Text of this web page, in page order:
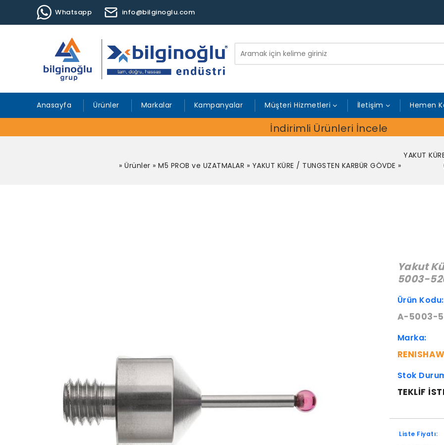
Whatsapp info@bilginoglu.com
Anasayfa Ürünler Markalar Kampanyalar Müşteri Hizmetleri İletişim Hemen
İndirimli Ürünleri İncele
» Ürünler » M5 PROB ve UZATMALAR » YAKUT KÜRE / TUNGSTEN KARBÜR GÖVDE »
YAKUT
Yakut
5003-
Ürün Kodu:
A-5003-
Marka:
RENISHAW
Stok
TEKLIF
Liste Fiyatı: